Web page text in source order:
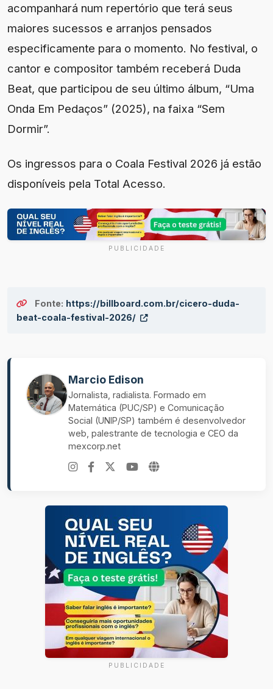
acompanhará num repertório que terá seus
maiores sucessos e arranjos pensados
especificamente para o momento. No festival, o
cantor e compositor também receberá Duda
Beat, que participou de seu último álbum, “Uma
Onda Em Pedaços” (2025), na faixa “Sem
Dormir”.
Os ingressos para o Coala Festival 2026 já estão
disponíveis pela Total Acesso.
PUBLICIDADE
Fonte: https://billboard.com.br/cicero-duda-
beat-coala-festival-2026/
Marcio Edison
Jornalista, radialista. Formado em
Matemática (PUC/SP) e Comunicação
Social (UNIP/SP) também é desenvolvedor
web, palestrante de tecnologia e CEO da
mexcorp.net
PUBLICIDADE